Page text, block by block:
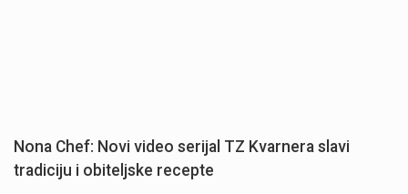
Nona Chef: Novi video serijal TZ Kvarnera slavi
tradiciju i obiteljske recepte